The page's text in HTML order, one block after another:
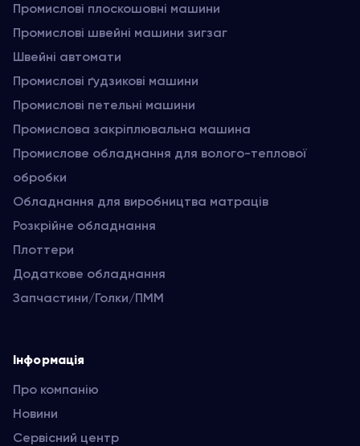
Промислові плоскошовні машини
Промислові швейні машини зигзаг
Швейні автомати
Промислові ґудзикові машини
Промислові петельні машини
Промислова закріплювальна машина
Промислове обладнання для волого-теплової
обробки
Обладнання для виробництва матраців
Розкрійне обладнання
Плоттери
Додаткове обладнання
Запчастини/Голки/ПММ
Інформація
Про компанію
Новини
Сервісний центр